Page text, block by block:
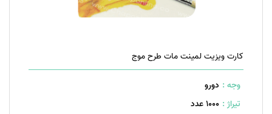
کارت ویزیت لمینت مات طرح موج
وجه : دورو
تیراژ : 1000 عدد